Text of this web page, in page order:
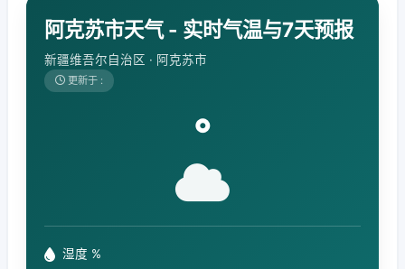
阿克苏市天气 - 实时气温与7天预报
新疆维吾尔自治区 · 阿克苏市
更新于 :
°
湿度 %